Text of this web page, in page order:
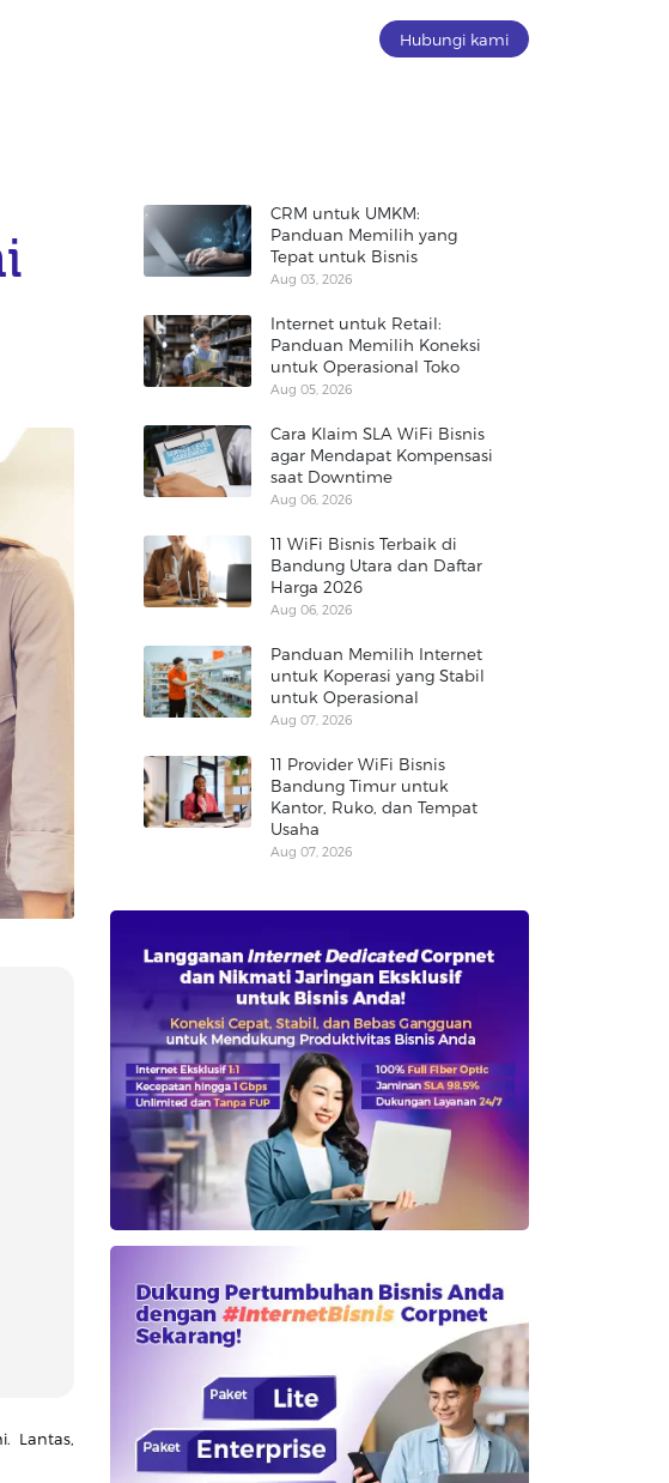
Hubungi kami
Lantas,
CRM untuk UMKM:
Panduan Memilih yang
Tepat untuk Bisnis
Aug 03, 2026
Internet untuk Retail:
Panduan Memilih Koneksi
untuk Operasional Toko
Aug 05, 2026
Cara Klaim SLA WiFi Bisnis
agar Mendapat Kompensasi
saat Downtime
Aug 06, 2026
11 WiFi Bisnis Terbaik di
Bandung Utara dan Daftar
Harga 2026
Aug 06, 2026
Panduan Memilih Internet
untuk Koperasi yang Stabil
untuk Operasional
Aug 07, 2026
11 Provider WiFi Bisnis
Bandung Timur untuk
Kantor, Ruko, dan Tempat
Usaha
Aug 07, 2026